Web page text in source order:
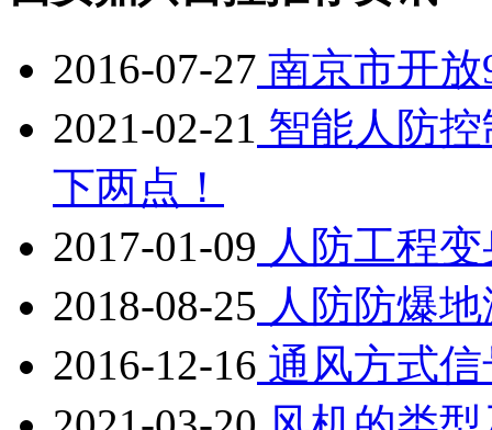
2016-07-27 南京市开
2021-02-21 智能人防
下两点！
2017-01-09 人防工程
2018-08-25 人防防爆
2016-12-16 通风方式